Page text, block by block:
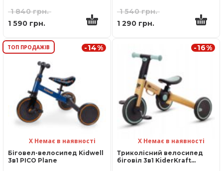
1 840грн.
1 590 грн.
1 540грн.
1 290 грн.
ТОП ПРОДАЖІВ -14%
Біговел-велосипед Kidwell
3в1 PICO Plane
Х Немає в наявності
-16%
Триколісний велосипед
біговіл 3в1 KiderKraft
Х Немає в наявності